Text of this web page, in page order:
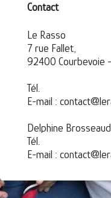
Contact
Le Rasso
7 rue Fallet,
92400 Courbevoie
Tél.
E-mail :
Delphine Brosseaud
Tél.
E-mail :